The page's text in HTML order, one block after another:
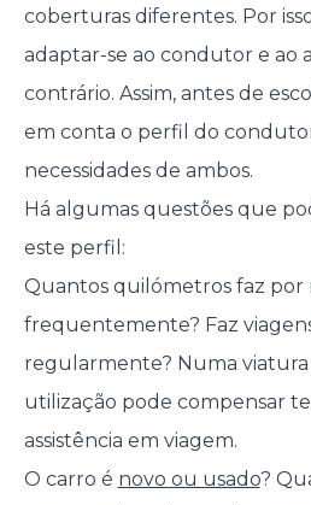
coberturas diferentes. Por
adaptar-se ao condutor e ao
contrário. Assim, antes de
em conta o perfil do
necessidades de ambos.
Há algumas questões que
este perfil:
Quantos quilómetros faz por
frequentemente? Faz
regularmente? Numa
utilização pode compensar
assistência em viagem.
O carro é novo ou usado?